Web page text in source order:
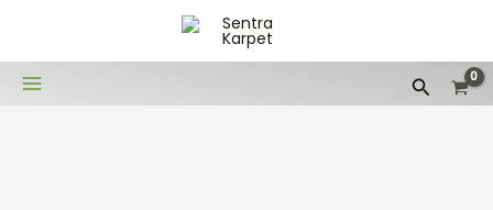
konten
Cari